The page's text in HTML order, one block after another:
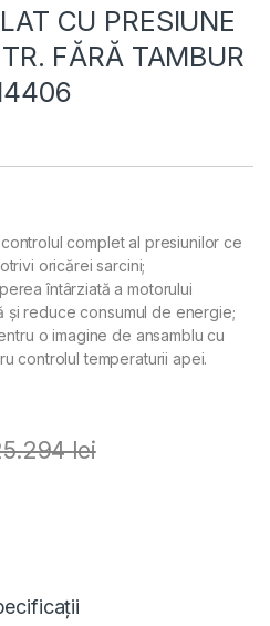
CU PRESIUNE
FĂRĂ TAMBUR
complet al presiunilor ce
oricărei sarcini;
întârziată a motorului
și reduce consumul de energie;
o imagine de ansamblu cu
controlul temperaturii apei.
lei